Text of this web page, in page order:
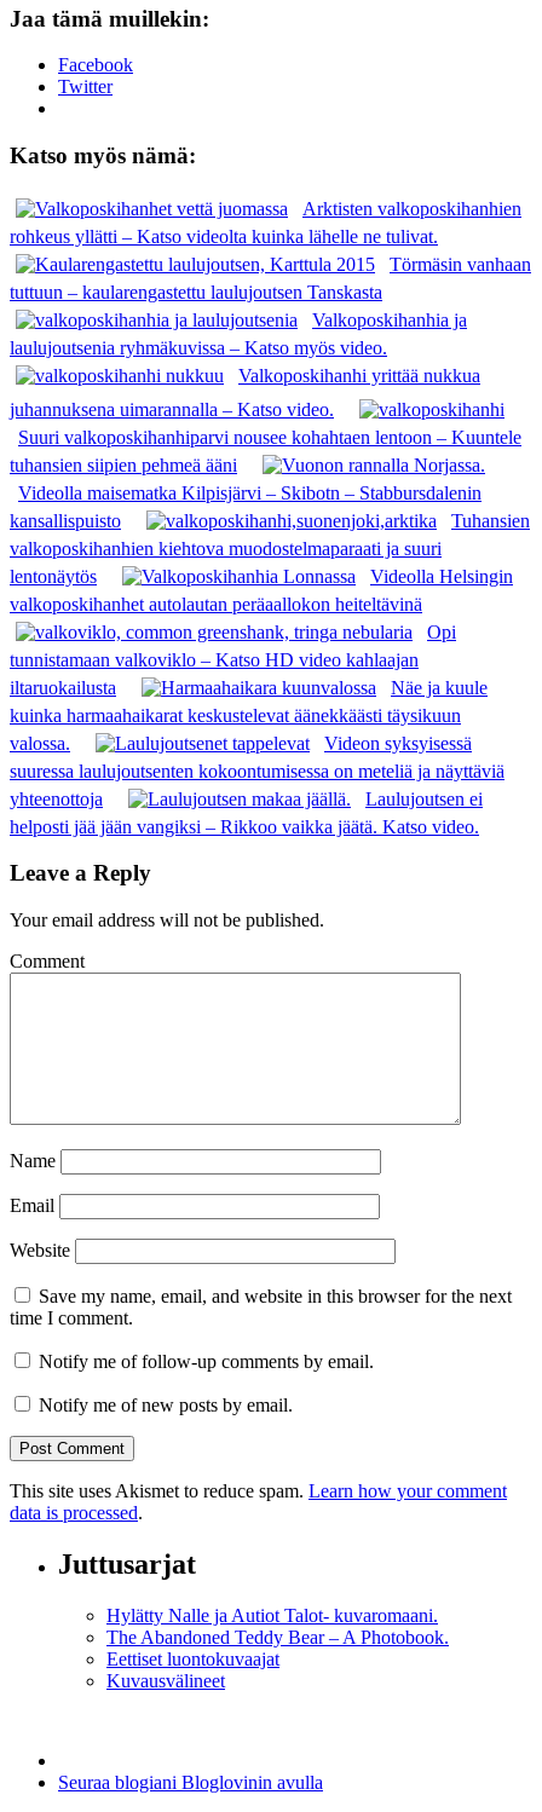
Jaa tämä muillekin:
Facebook
Twitter
Katso myös nämä:
Arktisten valkoposkihanhien
rohkeus yllätti – Katso videolta kuinka lähelle ne tulivat.
Törmäsin vanhaan
tuttuun – kaularengastettu laulujoutsen Tanskasta
Valkoposkihanhia ja
laulujoutsenia ryhmäkuvissa – Katso myös video.
Valkoposkihanhi yrittää nukkua
juhannuksena uimarannalla – Katso video.
Suuri valkoposkihanhiparvi nousee kohahtaen lentoon – Kuuntele
tuhansien siipien pehmeä ääni
Videolla maisematka Kilpisjärvi – Skibotn – Stabbursdalenin
kansallispuisto
Tuhansien
valkoposkihanhien kiehtova muodostelmaparaati ja suuri
lentonäytös
Videolla Helsingin
valkoposkihanhet autolautan peräaallokon heiteltävinä
Opi
tunnistamaan valkoviklo – Katso HD video kahlaajan
iltaruokailusta
Näe ja kuule
kuinka harmaahaikarat keskustelevat äänekkäästi täysikuun
valossa.
Videon syksyisessä
suuressa laulujoutsenten kokoontumisessa on meteliä ja näyttäviä
yhteenottoja
Laulujoutsen ei
helposti jää jään vangiksi – Rikkoo vaikka jäätä. Katso video.
Leave a Reply
Your email address will not be published.
Comment
Name
Email
Website
Save my name, email, and website in this browser for the next
time I comment.
Notify me of follow-up comments by email.
Notify me of new posts by email.
This site uses Akismet to reduce spam. Learn how your comment
data is processed.
Juttusarjat
Hylätty Nalle ja Autiot Talot- kuvaromaani.
The Abandoned Teddy Bear – A Photobook.
Eettiset luontokuvaajat
Kuvausvälineet
Seuraa blogiani Bloglovinin avulla